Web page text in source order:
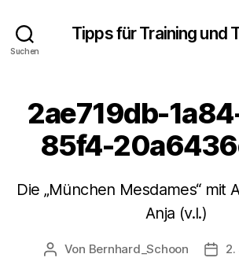
Suchen
Tipps für Training und
2ae719db-
85f4-
Die „München Mesdames“ mit
Anja (v.l.)
Beitragsautor
Von Bernhard_Schoon